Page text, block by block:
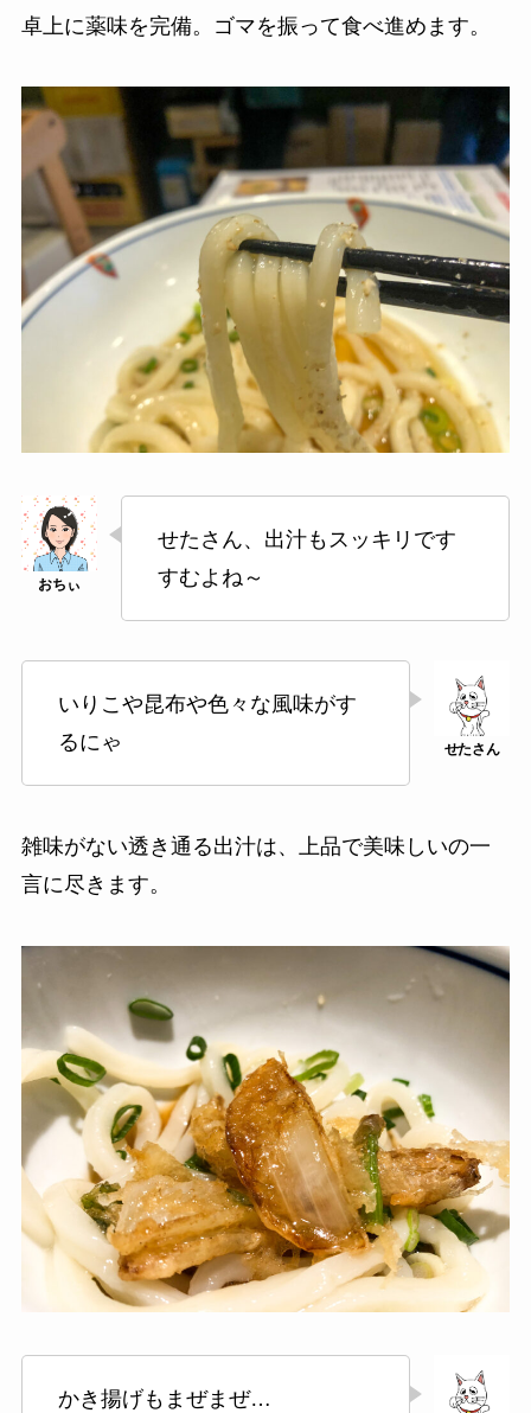
卓上に薬味を完備。ゴマを振って食べ進めます。
せたさん、出汁もスッキリです
すむよね～
いりこや昆布や色々な風味がす
るにゃ
雑味がない透き通る出汁は、上品で美味しいの一
言に尽きます。
かき揚げもまぜまぜ…